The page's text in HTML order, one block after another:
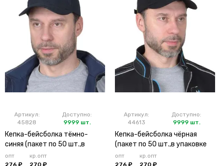
Артикул:
45828
Доступно:
9999 шт.
Кепка-бейсболка тёмно-
синяя (пакет по 50 шт.,в
упаковке 200 шт.)
опт кр.опт
Артикул:
44613
Доступно:
9999 шт.
Кепка-бейсболка чёрная
(пакет по 50 шт.,в упаковке
200 шт.)
опт кр.опт